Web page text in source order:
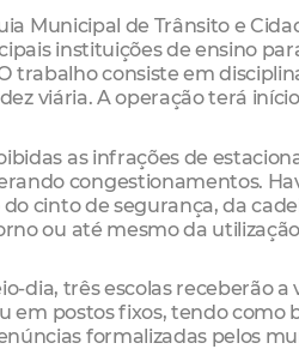
Municipal de Trânsito e
instituições de ensino
consiste em
viária. A operação terá
as infrações de
congestionamentos.
cinto de segurança, da
ou até mesmo da
dia, três escolas receberão
em postos fixos, tendo como
formalizadas pelos